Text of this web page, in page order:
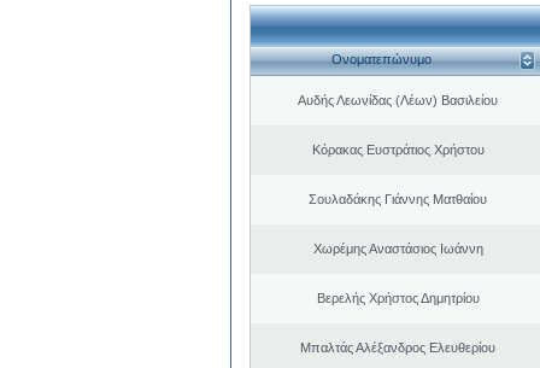
Ονοματεπώνυμο
Αυδής Λεωνίδας (Λέων) Βασιλείου
Κόρακας Ευστράτιος Χρήστου
Σουλαδάκης Γιάννης Ματθαίου
Χωρέμης Αναστάσιος Ιωάννη
Βερελής Χρήστος Δημητρίου
Μπαλτάς Αλέξανδρος Ελευθερίου